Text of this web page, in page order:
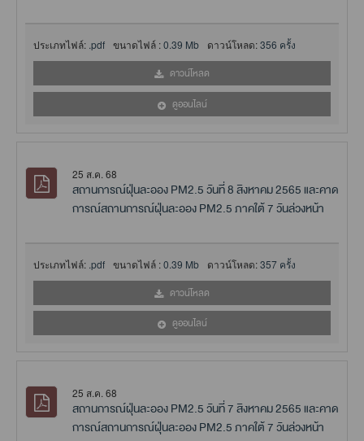
ประเภทไฟล์: .pdf ขนาดไฟล์ :0.39 Mb ดาวน์โหลด:356 ครั้ง
ดาวน์โหลด
ดูออนไลน์
25 ส.ค. 68
สถานการณ์ฝุ่นละออง PM2.5 วันที่ 8 สิงหาคม 2565 และคาด
การณ์สถานการณ์ฝุ่นละออง PM2.5 ภาคใต้ 7 วันล่วงหน้า
ประเภทไฟล์: .pdf ขนาดไฟล์ :0.39 Mb ดาวน์โหลด:357 ครั้ง
ดาวน์โหลด
ดูออนไลน์
25 ส.ค. 68
สถานการณ์ฝุ่นละออง PM2.5 วันที่ 7 สิงหาคม 2565 และคาด
การณ์สถานการณ์ฝุ่นละออง PM2.5 ภาคใต้ 7 วันล่วงหน้า